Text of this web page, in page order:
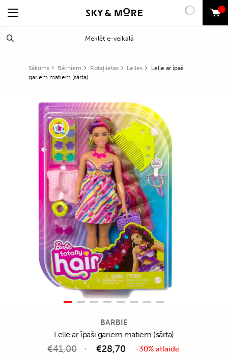
0
Sākums Bērniem Rotaļlietas Lelles
Lelle ar īpaši
gariem matiem (sārta)
BARBIE
Lelle ar īpaši gariem matiem (sārta)
€41,00 €28,70 -30% atlaide